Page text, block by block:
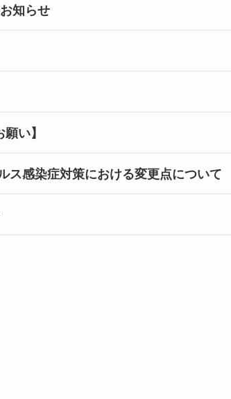
知らせ
い】
ス感染症対策における変更点について